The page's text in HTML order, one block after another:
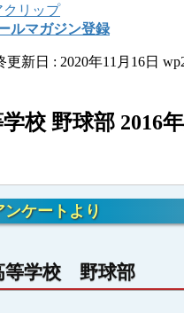
クリップ
ルマガジン登録
更新日 : 2020年11月16日
校 野球部 2016
ケートより
等学校 野球部